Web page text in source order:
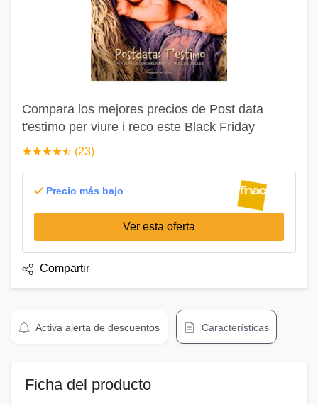
Compara los mejores precios de Post data
t'estimo per viure i reco este Black Friday
☆☆☆☆☆
★★★★★ (23)
Precio más bajo
Ver esta oferta
Compartir
Activa alerta de descuentos Características
Ficha del producto